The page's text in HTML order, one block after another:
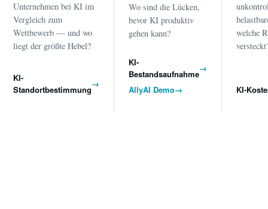
Unternehmen bei KI im
Vergleich zum
Wettbewerb — und wo
liegt der größte Hebel?
KI-
Standortbestimmung
→
Wo sind die Lücken,
bevor KI produktiv
gehen kann?
KI-
Bestandsaufnahme
→
AllyAI Demo→
welche
KI-